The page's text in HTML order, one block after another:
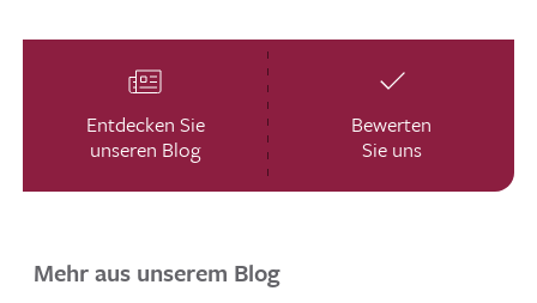
Entdecken Sie
unseren Blog
Bewerten
Sie uns
Mehr aus unserem Blog